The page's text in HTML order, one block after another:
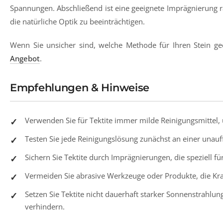
Spannungen. Abschließend ist eine geeignete
die natürliche Optik zu beeinträchtigen.
Wenn Sie unsicher sind, welche Methode für Ihren Stein
Angebot.
Empfehlungen & Hinweise
Verwenden Sie für Tektite immer milde
Testen Sie jede Reinigungslösung zunächst an einer
Sichern Sie Tektite durch Imprägnierungen, die speziell
Vermeiden Sie abrasive Werkzeuge oder Produkte, die
Setzen Sie Tektite nicht dauerhaft starker
verhindern.